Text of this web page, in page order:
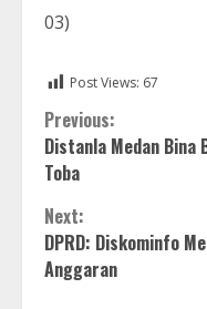
03)
Post Views: 67
Continue
Reading
Previous:
Distanla Medan Bina
Toba
Next:
DPRD: Diskominfo
Anggaran